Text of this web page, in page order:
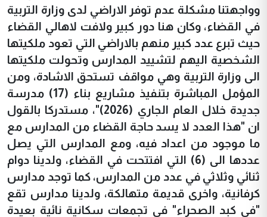
وواجهتنا مشكلة عدم توفر الاراضي لدى وزارة التربية
في القضاء، وكان هنا دور كبير ولافت لاهالي القضاء
حيث تبرع عدد كبير منهم بالاراضي التي تعود ملكيتها
الشخصية اليهم لتشييد المدارس وتحولت ملكيتها
الى وزارة التربية وهي مواقف تستحق الاشادة، ومن
المؤمل المباشرة بتنفيذ مشاريع بناء (17) مدرسة
جديدة خلال العام الجاري (2026)"، مستدركا بالقول
ان "هذا العدد لا يسد حاجة القضاء من المدارس مع
ما موجود من اعداد فيه، ومع المدارس التي يصل
عددها الى (6) التي افتتحت في القضاء، ولدينا دوام
ثنائي وثلاثي في عدد من المدارس، كما توجد مدارس
كرفانية، واخرى قديمة متهالكة، ولدينا مدارس تقع
"في كبد الصحراء" في تجمعات سكانية نائية بعيدة